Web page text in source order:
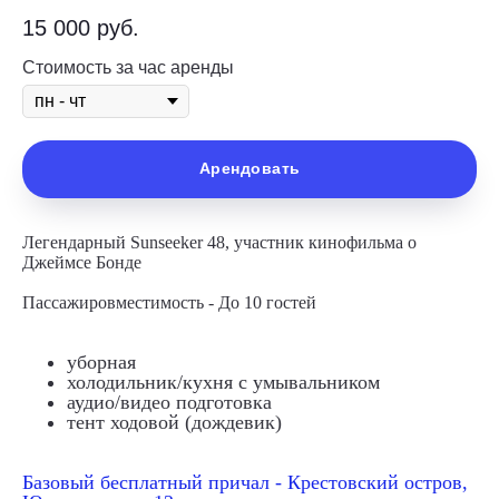
15 000 руб.
Стоимость за час аренды
Арендовать
Легендарный Sunseeker 48, участник кинофильма о
Джеймсе Бонде
Пассажировместимость - До 10 гостей
уборная
холодильник/кухня с умывальником
аудио/видео подготовка
тент ходовой (дождевик)
Базовый бесплатный причал - Крестовский остров,